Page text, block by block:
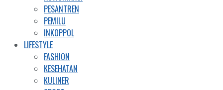
PESANTREN
PEMILU
INKOPPOL
LIFESTYLE
FASHION
KESEHATAN
KULINER